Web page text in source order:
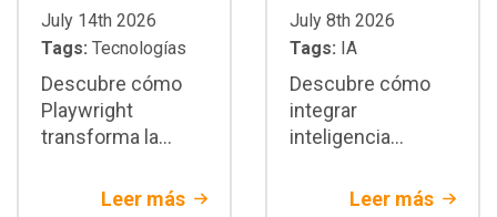
July 14th 2026
Tags: Tecnologías
Descubre cómo
Playwright
transforma la
pruebas E2E:
Leer más
July 8th 2026
Tags: IA
Descubre cómo
integrar
inteligencia
CMS paraLeer más